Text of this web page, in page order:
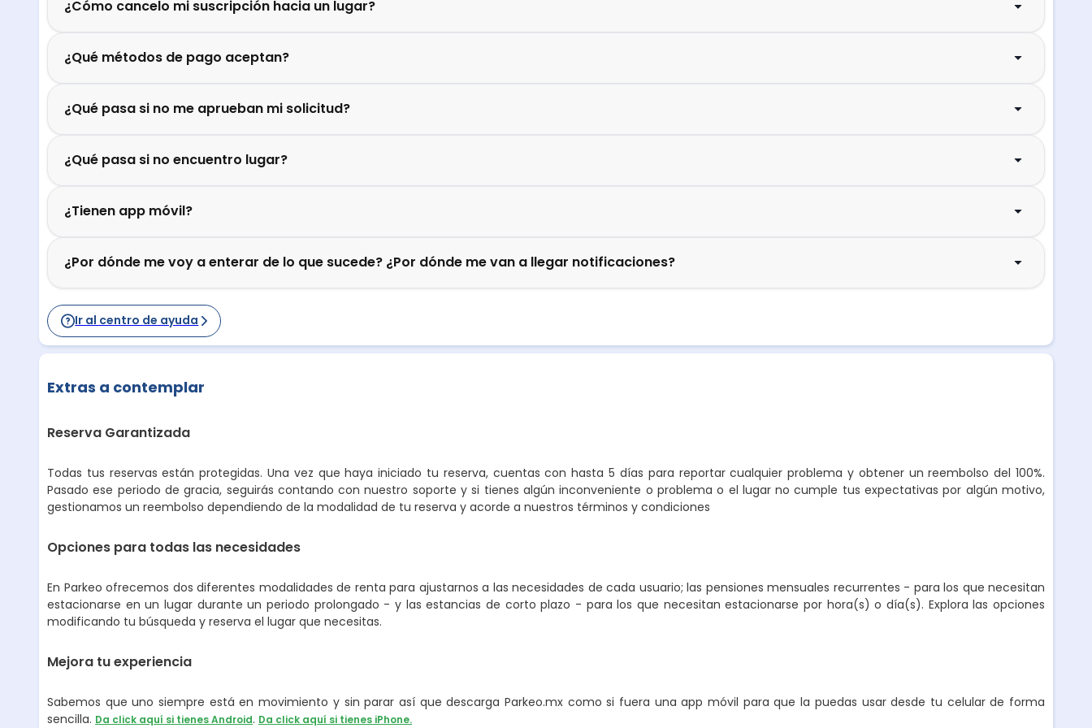
¿Cómo cancelo mi suscripción hacia un lugar?
¿Qué métodos de pago aceptan?
¿Qué pasa si no me aprueban mi solicitud?
¿Qué pasa si no encuentro lugar?
¿Tienen app móvil?
¿Por dónde me voy a enterar de lo que sucede? ¿Por dónde me van a llegar notificaciones?
Ir al centro de ayuda
Extras a contemplar
Reserva Garantizada
Todas tus reservas están protegidas. Una vez que haya iniciado tu reserva, cuentas con hasta 5 días para reportar cualquier problema y obtener un reembolso del 100%.
Pasado ese periodo de gracia, seguirás contando con nuestro soporte y si tienes algún inconveniente o problema o el lugar no cumple tus expectativas por algún motivo,
gestionamos un reembolso dependiendo de la modalidad de tu reserva y acorde a nuestros términos y condiciones
Opciones para todas las necesidades
En Parkeo ofrecemos dos diferentes modalidades de renta para ajustarnos a las necesidades de cada usuario; las pensiones mensuales recurrentes - para los que necesitan
estacionarse en un lugar durante un periodo prolongado - y las estancias de corto plazo - para los que necesitan estacionarse por hora(s) o día(s). Explora las opciones
modificando tu búsqueda y reserva el lugar que necesitas.
Mejora tu experiencia
Sabemos que uno siempre está en movimiento y sin parar así que descarga Parkeo.mx como si fuera una app móvil para que la puedas usar desde tu celular de forma
sencilla. Da click aquí si tienes Android. Da click aquí si tienes iPhone.